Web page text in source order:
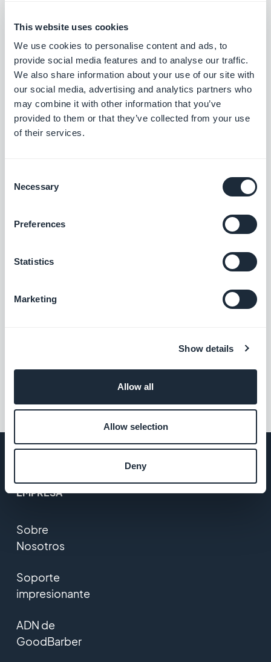
This website uses cookies
We use cookies to personalise content and ads, to
provide social media features and to analyse our traffic.
We also share information about your use of our site with
our social media, advertising and analytics partners who
may combine it with other information that you’ve
provided to them or that they’ve collected from your use
of their services.
Selection
Necessary
Preferences
Statistics
Marketing
Show details
Allow all
Allow selection
Deny
ayudarte a sacar el máximo partido a
GoodBarber, análisis sobre las tendencias que
están transformando el mundo móvil y el no-
code, así como algunas reflexiones sobre el
impacto de la inteligencia artificial en nuestro
sector. Si algún artículo te inspira una
pregunta, una idea o una experiencia que
quieras compartir, conversemos en los
EMPRESA
Sobre
Nosotros
Soporte
impresionante
ADN de
GoodBarber